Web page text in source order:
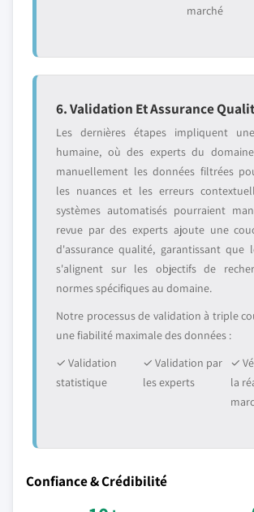
marché
6. Validation Et Assurance
Les dernières étapes impliquent
humaine, où des experts du
manuellement les données filtrées
les nuances et les erreurs
systèmes automatisés pourraient
revue par des experts ajoute une
d'assurance qualité, garantissant que
s'alignent sur les objectifs de
normes spécifiques au domaine.
Notre processus de validation à triple
une fiabilité maximale des données :
✓ Validation
statistique
✓ Validation par
les experts
✓
la
Confiance & Crédibilité